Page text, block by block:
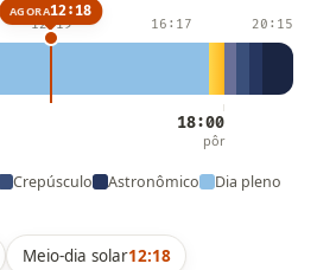
12:19 16:17 20:15
AGORA12:18
18:00
pôr
Crepúsculo Astronômico
Dia pleno
Meio-dia solar12:18